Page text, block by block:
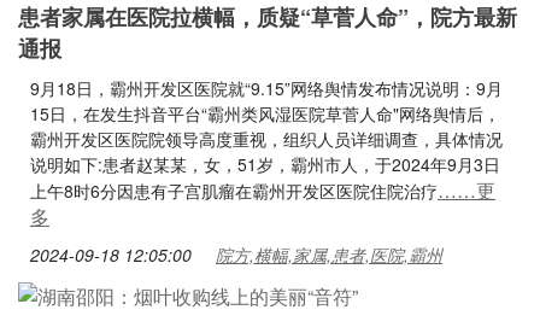
患者家属在医院拉横幅，质疑“草菅人命”，院方最新
通报
9月18日，霸州开发区医院就“9.15”网络舆情发布情况说明：9月
15日，在发生抖音平台“霸州类风湿医院草菅人命"网络舆情后，
霸州开发区医院院领导高度重视，组织人员详细调查，具体情况
说明如下:患者赵某某，女，51岁，霸州市人，于2024年9月3日
上午8时6分因患有子宫肌瘤在霸州开发区医院住院治疗……更
多
2024-09-18 12:05:00 院方,横幅,家属,患者,医院,霸州